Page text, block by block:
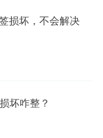
损坏，不会解决
坏咋整？